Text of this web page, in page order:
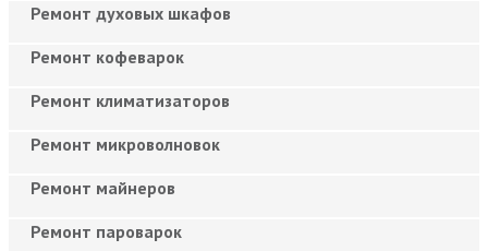
Ремонт духовых шкафов
Ремонт кофеварок
Ремонт климатизаторов
Ремонт микроволновок
Ремонт майнеров
Ремонт пароварок